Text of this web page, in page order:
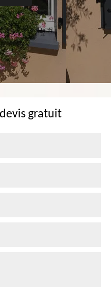
gratuit